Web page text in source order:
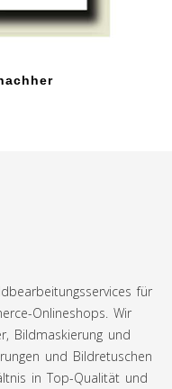
für
Onlineshops. Wir
Bildmaskierung und
und Bildretuschen
in Top-Qualität und